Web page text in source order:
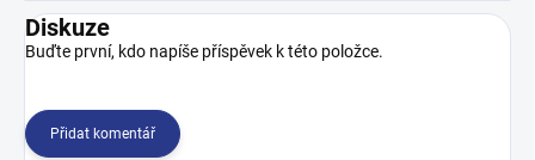
Diskuze
Buďte první, kdo napíše příspěvek k této položce.
Přidat komentář